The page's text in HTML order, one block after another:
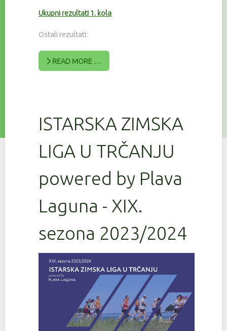
Ukupni rezultati 1. kola
Ostali rezultati:
READ MORE …
ISTARSKA ZIMSKA
LIGA U TRČANJU
powered by Plava
Laguna - XIX.
sezona 2023/2024